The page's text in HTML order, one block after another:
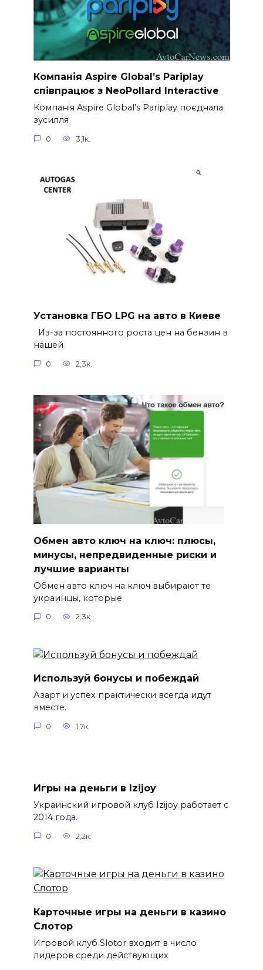
Компанія Aspire Global’s Pariplay
співпрацює з NeoPollard Interactive
Компанія Aspire Global’s Pariplay поєднала
зусилля
0 3,1к.
Установка ГБО LPG на авто в Киеве
Из-за постоянного роста цен на бензин в
нашей
0 2,3к.
Обмен авто ключ на ключ: плюсы,
минусы, непредвиденные риски и
лучшие варианты
Обмен авто ключ на ключ выбирают те
украинцы, которые
0 2,3к.
Используй бонусы и побеждай
Азарт и успех практически всегда идут
вместе.
0 1,7к.
Игры на деньги в Izijoy
Украинский игровой клуб Izijoy работает с
2014 года.
0 2,2к.
Карточные игры на деньги в казино
Слотор
Игровой клуб Slotor входит в число
лидеров среди действующих